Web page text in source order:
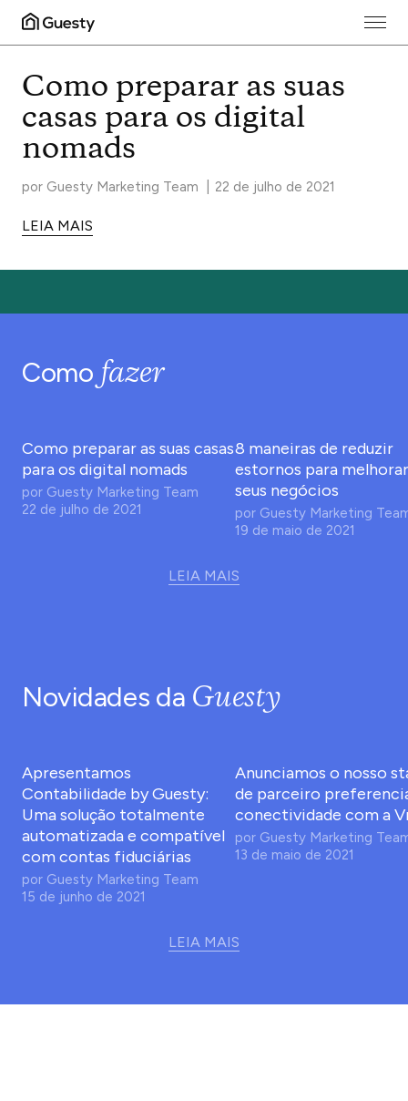
Guesty Blog
Como preparar as suas
casas para os digital
nomads
por Guesty Marketing Team 22 de julho de 2021
LEIA MAIS
Como fazer
Como preparar as suas casas
para os digital nomads
por Guesty Marketing Team
22 de julho de 2021
8 maneiras de reduzir
estornos para
seus negócios
por Guesty Marketing
19 de maio de 2021
LEIA MAIS
Novidades da Guesty
Apresentamos
Contabilidade by Guesty:
Uma solução totalmente
automatizada e compatível
com contas fiduciárias
por Guesty Marketing Team
15 de junho de 2021
Anunciamos o nosso
de parceiro
conectividade com a
por Guesty Marketing
13 de maio de 2021
LEIA MAIS